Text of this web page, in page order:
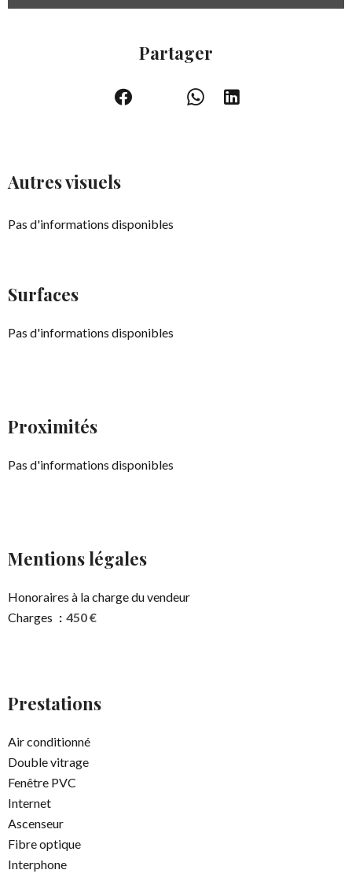
Partager
Autres visuels
Pas d'informations disponibles
Surfaces
Pas d'informations disponibles
Proximités
Pas d'informations disponibles
Mentions légales
Honoraires à la charge du vendeur
Charges
450 €
Prestations
Air conditionné
Double vitrage
Fenêtre PVC
Internet
Ascenseur
Fibre optique
Interphone